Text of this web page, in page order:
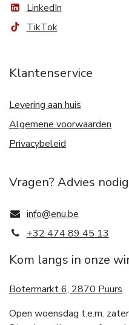
LinkedIn
TikTok
Klantenservice
Levering aan huis
Algemene voorwaarden
Privacybeleid
Vragen? Advies
info@enu.be
+32 474 89 45 13
Kom langs in onze
Botermarkt 6, 2870 Puurs
Open woensdag t.e.m.